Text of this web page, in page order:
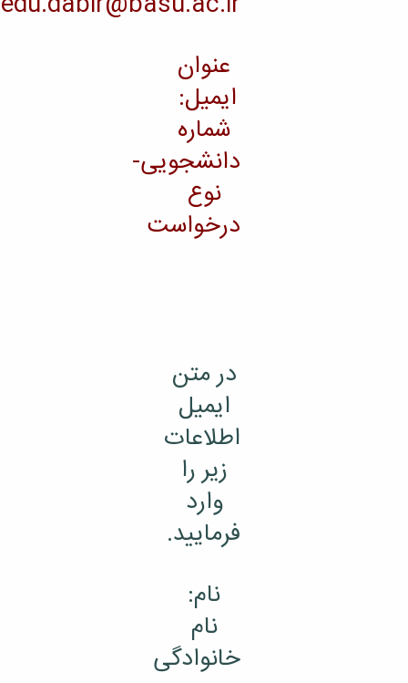
عنوان
ایمیل:
شماره
دانشجویی-
درخواست
در متن
ایمیل
اطلاعات
زیر را
فرمایید.
خانوادگی